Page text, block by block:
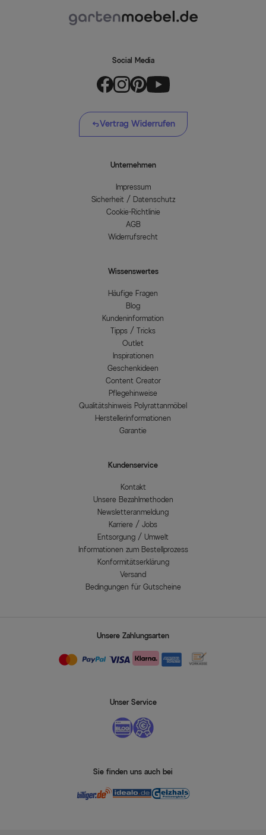
Social Media
Vertrag Widerrufen
Unternehmen
Impressum
Sicherheit / Datenschutz
Cookie-Richtlinie
AGB
Widerrufsrecht
Wissenswertes
Häufige Fragen
Blog
Kundeninformation
Tipps / Tricks
Outlet
Inspirationen
Geschenkideen
Content Creator
Pflegehinweise
Qualitätshinweis Polyrattanmöbel
Herstellerinformationen
Garantie
Kundenservice
Kontakt
Unsere Bezahlmethoden
Newsletteranmeldung
Karriere / Jobs
Entsorgung / Umwelt
Informationen zum Bestellprozess
Konformitätserklärung
Versand
Bedingungen für Gutscheine
Unsere Zahlungsarten
Unser Service
Sie finden uns auch bei